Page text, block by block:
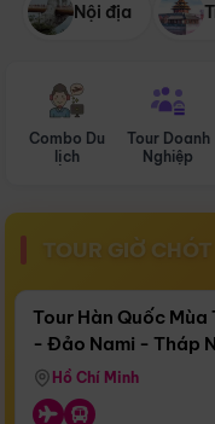
Nội địa
Combo Du
lịch
Tour Doanh
Nghiệp
TOUR GIỜ CHÓT
Còn17 ngày 11:16:40
Bay Sun Phuquoc
Tour Hàn Quốc
- Đảo Nami - Tháp
Airways)
Hồ Chí Minh